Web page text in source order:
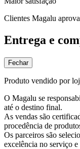
Clientes Magalu
Entrega e
Fechar
Produto vendido por
O Magalu se
até o destino final.
As vendas são
procedência de
Os parceiros são
excelência no serviço